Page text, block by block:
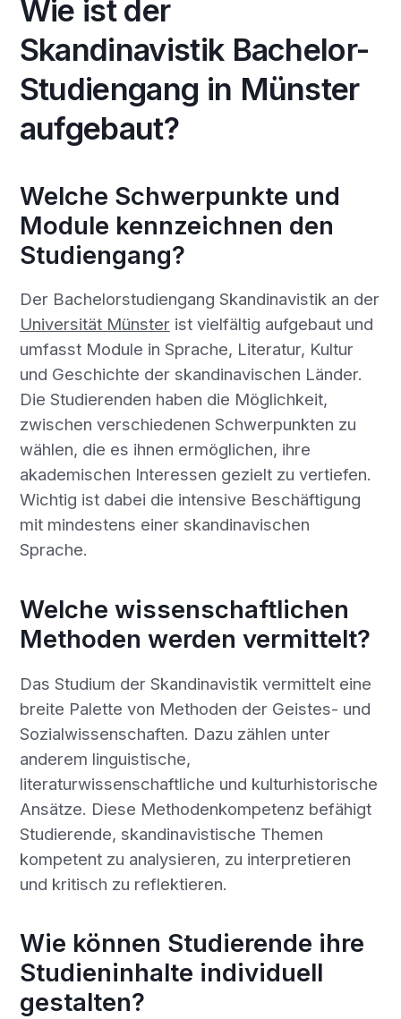
Wie ist der
Skandinavistik Bachelor-
Studiengang in Münster
aufgebaut?
Welche Schwerpunkte und
Module kennzeichnen den
Studiengang?
Der Bachelorstudiengang Skandinavistik an der
Universität Münsterist vielfältig aufgebaut und
umfasst Module in Sprache, Literatur, Kultur
und Geschichte der skandinavischen Länder.
Die Studierenden haben die Möglichkeit,
zwischen verschiedenen Schwerpunkten zu
wählen, die es ihnen ermöglichen, ihre
akademischen Interessen gezielt zu vertiefen.
Wichtig ist dabei die intensive Beschäftigung
mit mindestens einer skandinavischen
Sprache.
Welche wissenschaftlichen
Methoden werden vermittelt?
Das Studium der Skandinavistik vermittelt eine
breite Palette von Methoden der Geistes- und
Sozialwissenschaften. Dazu zählen unter
anderem linguistische,
literaturwissenschaftliche und kulturhistorische
Ansätze. Diese Methodenkompetenz befähigt
Studierende, skandinavistische Themen
kompetent zu analysieren, zu interpretieren
und kritisch zu reflektieren.
Wie können Studierende ihre
Studieninhalte individuell
gestalten?